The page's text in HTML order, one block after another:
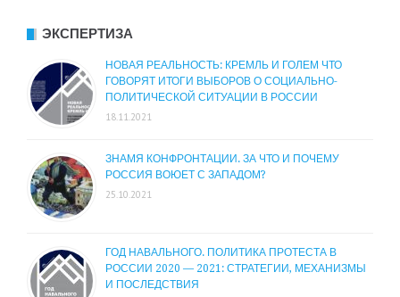
ЭКСПЕРТИЗА
НОВАЯ РЕАЛЬНОСТЬ: КРЕМЛЬ И ГОЛЕМ ЧТО
ГОВОРЯТ ИТОГИ ВЫБОРОВ О СОЦИАЛЬНО-
ПОЛИТИЧЕСКОЙ СИТУАЦИИ В РОССИИ
18.11.2021
ЗНАМЯ КОНФРОНТАЦИИ. ЗА ЧТО И ПОЧЕМУ
РОССИЯ ВОЮЕТ С ЗАПАДОМ?
25.10.2021
ГОД НАВАЛЬНОГО. ПОЛИТИКА ПРОТЕСТА В
РОССИИ 2020 — 2021: СТРАТЕГИИ, МЕХАНИЗМЫ
И ПОСЛЕДСТВИЯ